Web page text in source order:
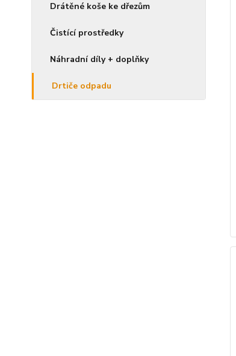
Drátěné koše ke dřezům
Čistící prostředky
Náhradní díly + doplňky
Drtiče odpadu